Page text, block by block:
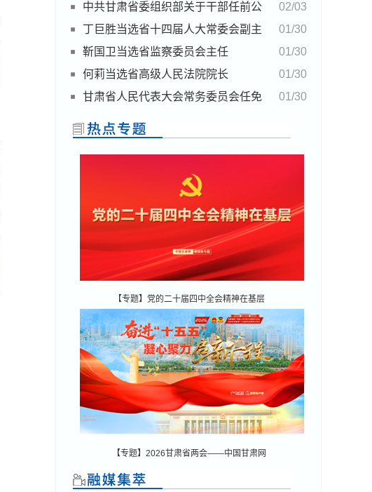
02/03
中共甘肃省委组织部关于干部任前公
示的公告
01/30
丁巨胜当选省十四届人大常委会副主
任 刘永杰当选省十四届人大常委会秘书长01/30
靳国卫当选省监察委员会主任
01/30
何莉当选省高级人民法院院长
01/30
甘肃省人民代表大会常务委员会任免
名单
【专题】党的二十届四中全会精神在基层
【专题】2026甘肃省两会——中国甘肃网